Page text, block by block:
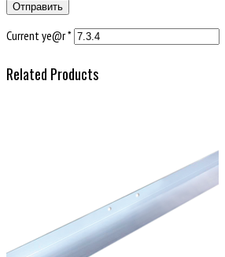
Current ye@r*
Related Products